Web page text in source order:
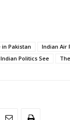
Pakistan Indian Air
Indian Politics See The